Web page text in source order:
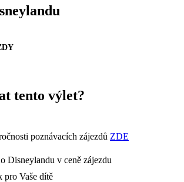
tento výlet?
poznávacích zájezdů ZDE
Disneylandu v ceně zájezdu
pro Vaše dítě